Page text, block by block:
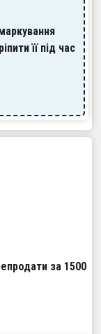
її під час
за 1500